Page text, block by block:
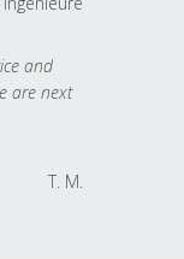
and
are next
T. M.